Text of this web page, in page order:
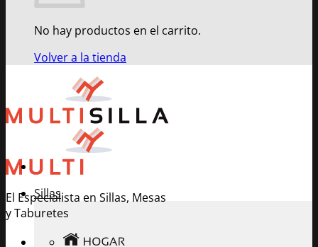
No hay productos en el carrito.
Volver a la tienda
El Especialista en Sillas, Mesas
y Taburetes
Sillas